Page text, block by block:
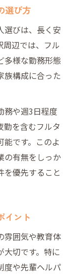
選び方
選びは、長く安
周辺では、フル
多様な勤務形態
族構成に合った
務や週3日程度
勤を含むフルタ
です。このよ
の有無をしっか
を優先すること
イント
雰囲気や教育体
大切です。特に
度や先輩ヘルパ